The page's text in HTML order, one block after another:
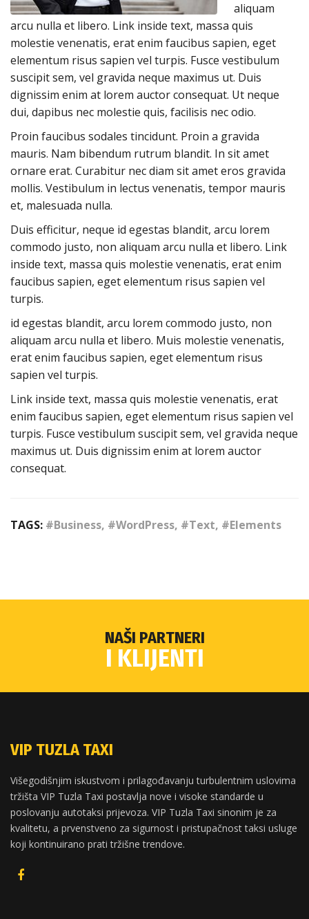
aliquam
arcu nulla et libero. Link inside text, massa quis
molestie venenatis, erat enim faucibus sapien, eget
elementum risus sapien vel turpis. Fusce vestibulum
suscipit sem, vel gravida neque maximus ut. Duis
dignissim enim at lorem auctor consequat. Ut neque
dui, dapibus nec molestie quis, facilisis nec odio.
Proin faucibus sodales tincidunt. Proin a gravida
mauris. Nam bibendum rutrum blandit. In sit amet
ornare erat. Curabitur nec diam sit amet eros gravida
mollis. Vestibulum in lectus venenatis, tempor mauris
et, malesuada nulla.
Duis efficitur, neque id egestas blandit, arcu lorem
commodo justo, non aliquam arcu nulla et libero. Link
inside text, massa quis molestie venenatis, erat enim
faucibus sapien, eget elementum risus sapien vel
turpis.
id egestas blandit, arcu lorem commodo justo, non
aliquam arcu nulla et libero. Muis molestie venenatis,
erat enim faucibus sapien, eget elementum risus
sapien vel turpis.
Link inside text, massa quis molestie venenatis, erat
enim faucibus sapien, eget elementum risus sapien vel
turpis. Fusce vestibulum suscipit sem, vel gravida neque
maximus ut. Duis dignissim enim at lorem auctor
consequat.
TAGS: #Business, #WordPress, #Text, #Elements
NAŠI PARTNERI
I KLIJENTI
VIP TUZLA TAXI
Višegodišnjim iskustvom i prilagođavanju turbulentnim uslovima
tržišta VIP Tuzla Taxi postavlja nove i visoke standarde u
poslovanju autotaksi prijevoza. VIP Tuzla Taxi sinonim je za
kvalitetu, a prvenstveno za sigurnost i pristupačnost taksi usluge
koji kontinuirano prati tržišne trendove.